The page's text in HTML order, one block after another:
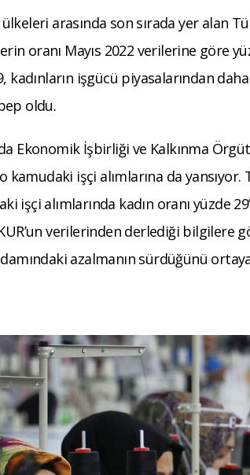
ülkeleri arasında son sırada yer alan
oranı Mayıs 2022 verilerine göre
kadınların işgücü piyasalarından
oldu.
Ekonomik İşbirliği ve Kalkınma
kamudaki işçi alımlarına da yansıyor.
işçi alımlarında kadın oranı yüzde
verilerinden derlediği bilgilere
azalmanın sürdüğünü